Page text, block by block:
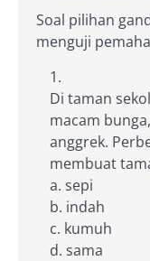
Soal pilihan
menguji
Di taman
macam
anggrek.
membuat
a. sepi
b. indah
c. kumuh
d. sama